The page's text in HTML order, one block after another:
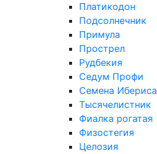
Платикодон
Подсолнечник
Примула
Прострел
Рудбекия
Седум Профи
Семена Ибериса
Тысячелистник
Фиалка рогатая
Физостегия
Целозия